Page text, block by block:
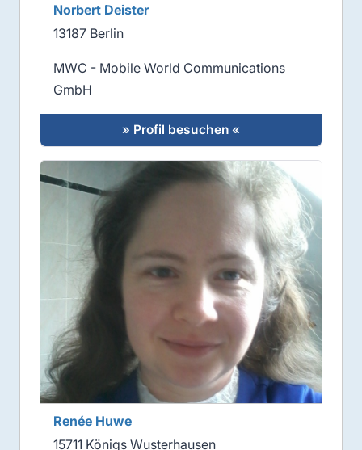
Norbert Deister
13187 Berlin
MWC - Mobile World Communications
GmbH
» Profil besuchen «
Renée Huwe
15711 Königs Wusterhausen